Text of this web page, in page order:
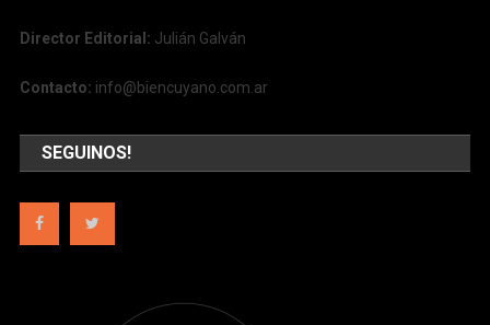
Director Editorial: Julián Galván
Contacto: info@biencuyano.com.ar
SEGUINOS!